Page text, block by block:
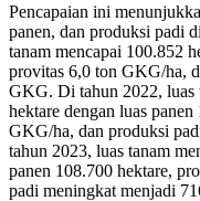
Pencapaian ini
panen, dan produksi padi
tanam mencapai 100.852
provitas 6,0 ton GKG/ha,
GKG. Di tahun 2022, luas
hektare dengan luas
GKG/ha, dan produksi
tahun 2023, luas tanam
panen 108.700 hektare,
padi meningkat menjadi